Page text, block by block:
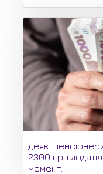
Деякі
2300 грн
момент.